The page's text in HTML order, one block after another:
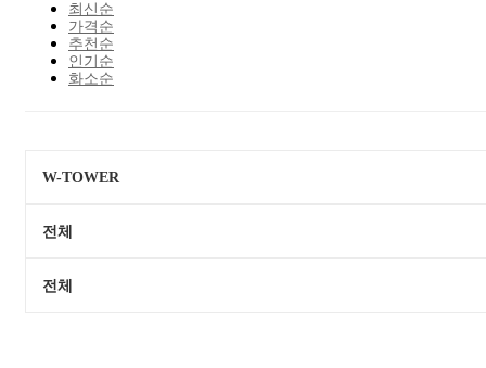
최신순
가격순
추천순
인기순
화소순